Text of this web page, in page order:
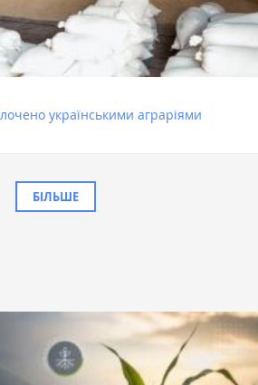
українськими аграріями
БІЛЬШЕ